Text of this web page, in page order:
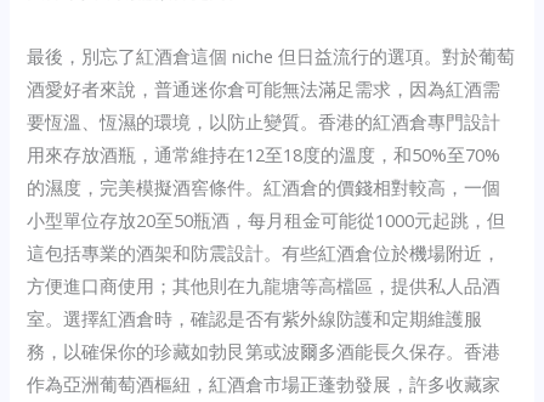
最後，別忘了紅酒倉這個 niche 但日益流行的選項。對於葡萄
酒愛好者來說，普通迷你倉可能無法滿足需求，因為紅酒需
要恆溫、恆濕的環境，以防止變質。香港的紅酒倉專門設計
用來存放酒瓶，通常維持在12至18度的溫度，和50%至70%
的濕度，完美模擬酒窖條件。紅酒倉的價錢相對較高，一個
小型單位存放20至50瓶酒，每月租金可能從1000元起跳，但
這包括專業的酒架和防震設計。有些紅酒倉位於機場附近，
方便進口商使用；其他則在九龍塘等高檔區，提供私人品酒
室。選擇紅酒倉時，確認是否有紫外線防護和定期維護服
務，以確保你的珍藏如勃艮第或波爾多酒能長久保存。香港
作為亞洲葡萄酒樞紐，紅酒倉市場正蓬勃發展，許多收藏家